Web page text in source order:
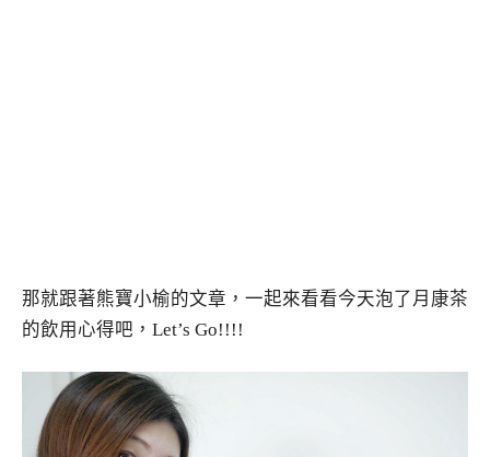
那就跟著熊寶小榆的文章，一起來看看今天泡了月康茶
的飲用心得吧，Let’s Go!!!!